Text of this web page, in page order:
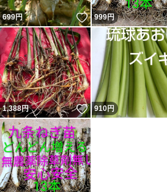
699円 いいね！
999円
1,388円 いいね！
910円